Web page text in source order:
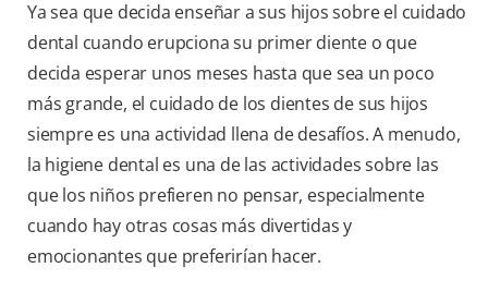
Ya sea que decida enseñar a sus hijos sobre el cuidado
dental cuando erupciona su primer diente o que
decida esperar unos meses hasta que sea un poco
más grande, el cuidado de los dientes de sus hijos
siempre es una actividad llena de desafíos. A menudo,
la higiene dental es una de las actividades sobre las
que los niños prefieren no pensar, especialmente
cuando hay otras cosas más divertidas y
emocionantes que preferirían hacer.